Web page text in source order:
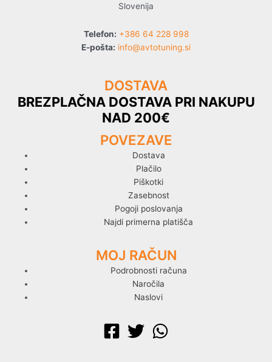
Slovenija
Telefon: +386 64 228 998
E-pošta: info@avtotuning.si
DOSTAVA
BREZPLAČNA DOSTAVA PRI NAKUPU
NAD 200€
POVEZAVE
Dostava
Plačilo
Piškotki
Zasebnost
Pogoji poslovanja
Najdi primerna platišča
MOJ RAČUN
Podrobnosti računa
Naročila
Naslovi